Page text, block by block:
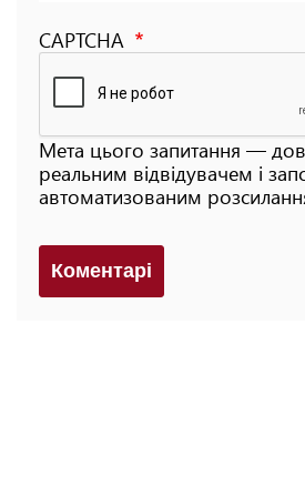
CAPTCHA
Мета цього запитання —
реальним відвідувачем і
автоматизованим
Коментарi